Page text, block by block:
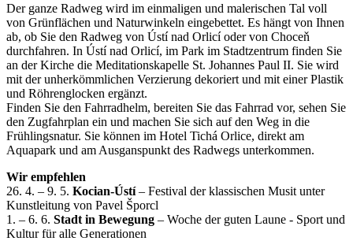
Der ganze Radweg wird im einmaligen und malerischen Tal voll
von Grünflächen und Naturwinkeln eingebettet. Es hängt von Ihnen
ab, ob Sie den Radweg von Ústí nad Orlicí oder von Choceň
durchfahren. In Ústí nad Orlicí, im Park im Stadtzentrum finden Sie
an der Kirche die Meditationskapelle St. Johannes Paul II. Sie wird
mit der unherkömmlichen Verzierung dekoriert und mit einer Plastik
und Röhrenglocken ergänzt.
Finden Sie den Fahrradhelm, bereiten Sie das Fahrrad vor, sehen Sie
den Zugfahrplan ein und machen Sie sich auf den Weg in die
Frühlingsnatur. Sie können im Hotel Tichá Orlice, direkt am
Aquapark und am Ausganspunkt des Radwegs unterkommen.
Wir empfehlen
26. 4. – 9. 5. Kocian-Ústí– Festival der klassischen Musit unter
Kunstleitung von Pavel Šporcl
1. – 6. 6. Stadt in Bewegung – Woche der guten Laune - Sport und
Kultur für alle Generationen